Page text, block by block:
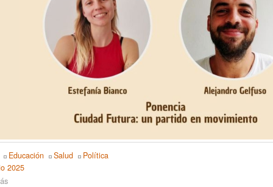
Educación Salud Política
2025
sobre